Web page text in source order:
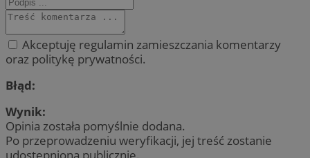
Akceptuję regulamin zamieszczania komentarzy
oraz politykę prywatności.
Błąd:
Wynik:
Opinia została pomyślnie dodana.
Po przeprowadzeniu weryfikacji, jej treść zostanie